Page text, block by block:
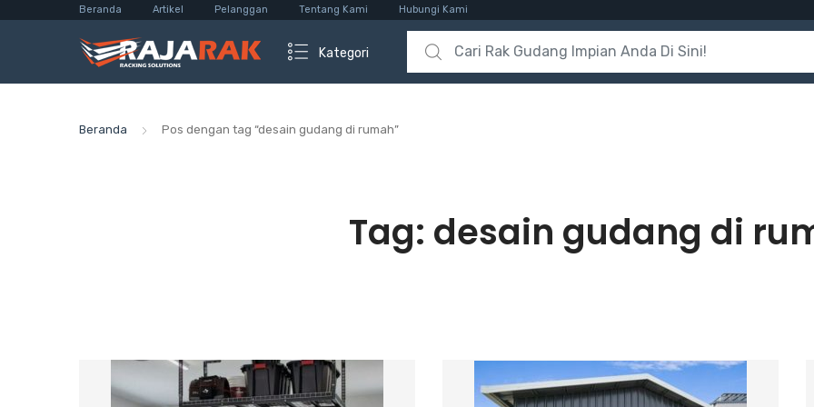
Beranda Artikel Pelanggan Tentang Kami Hubungi Kami
Kategori
Search for:
Beranda Pos dengan tag “desain gudang di rumah”
Tag: desain gudang di